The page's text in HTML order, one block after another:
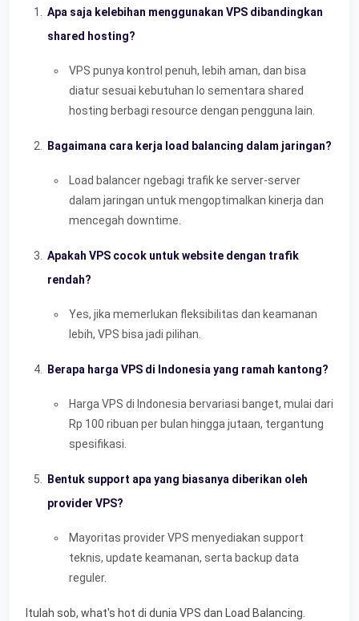
Apa saja kelebihan menggunakan VPS dibandingkan
shared hosting?
VPS punya kontrol penuh, lebih aman, dan bisa
diatur sesuai kebutuhan lo sementara shared
hosting berbagi resource dengan pengguna lain.
Bagaimana cara kerja load balancing dalam jaringan?
Load balancer ngebagi trafik ke server-server
dalam jaringan untuk mengoptimalkan kinerja dan
mencegah downtime.
Apakah VPS cocok untuk website dengan trafik
rendah?
Yes, jika memerlukan fleksibilitas dan keamanan
lebih, VPS bisa jadi pilihan.
Berapa harga VPS di Indonesia yang ramah kantong?
Harga VPS di Indonesia bervariasi banget, mulai dari
Rp 100 ribuan per bulan hingga jutaan, tergantung
spesifikasi.
Bentuk support apa yang biasanya diberikan oleh
provider VPS?
Mayoritas provider VPS menyediakan support
teknis, update keamanan, serta backup data
reguler.
Itulah sob, what's hot di dunia VPS dan Load Balancing.